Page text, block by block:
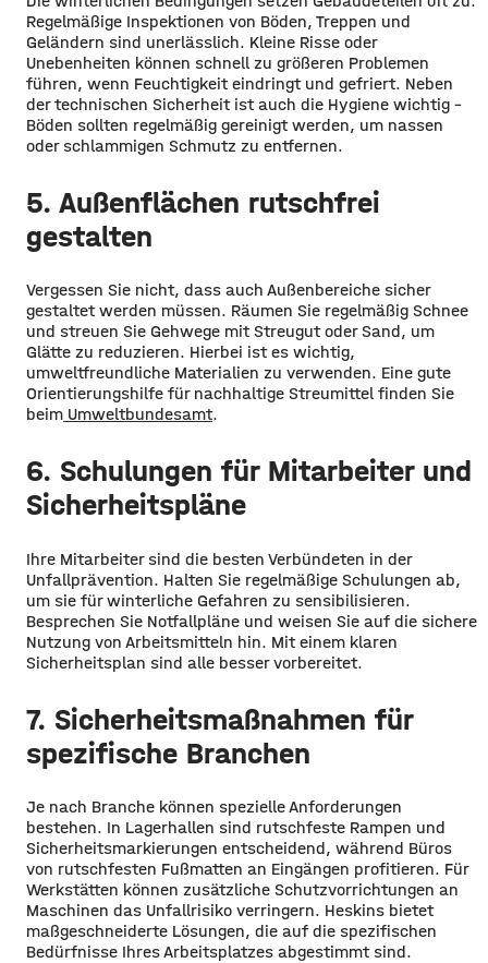
Regelmäßige Inspektionen von Böden, Treppen und
Geländern sind unerlässlich. Kleine Risse oder
Unebenheiten können schnell zu größeren Problemen
führen, wenn Feuchtigkeit eindringt und gefriert. Neben
der technischen Sicherheit ist auch die Hygiene wichtig –
Böden sollten regelmäßig gereinigt werden, um nassen
oder schlammigen Schmutz zu entfernen.
5. Außenflächen rutschfrei
gestalten
Vergessen Sie nicht, dass auch Außenbereiche sicher
gestaltet werden müssen. Räumen Sie regelmäßig Schnee
und streuen Sie Gehwege mit Streugut oder Sand, um
Glätte zu reduzieren. Hierbei ist es wichtig,
umweltfreundliche Materialien zu verwenden. Eine gute
Orientierungshilfe für nachhaltige Streumittel finden Sie
beim Umweltbundesamt.
6. Schulungen für Mitarbeiter und
Sicherheitspläne
Ihre Mitarbeiter sind die besten Verbündeten in der
Unfallprävention. Halten Sie regelmäßige Schulungen ab,
um sie für winterliche Gefahren zu sensibilisieren.
Besprechen Sie Notfallpläne und weisen Sie auf die sichere
Nutzung von Arbeitsmitteln hin. Mit einem klaren
Sicherheitsplan sind alle besser vorbereitet.
7. Sicherheitsmaßnahmen für
spezifische Branchen
Je nach Branche können spezielle Anforderungen
bestehen. In Lagerhallen sind rutschfeste Rampen und
Sicherheitsmarkierungen entscheidend, während Büros
von rutschfesten Fußmatten an Eingängen profitieren. Für
Werkstätten können zusätzliche Schutzvorrichtungen an
Maschinen das Unfallrisiko verringern. Heskins bietet
maßgeschneiderte Lösungen, die auf die spezifischen
Bedürfnisse Ihres Arbeitsplatzes abgestimmt sind.